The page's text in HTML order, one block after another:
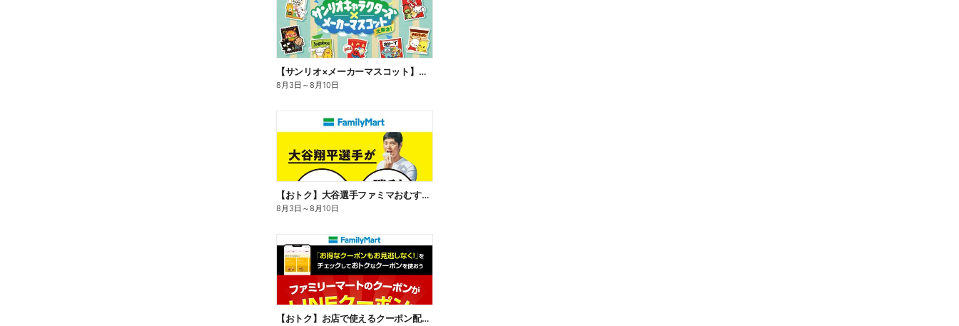
【サンリオ×メーカーマスコット】オリジナルグッズ貰える!
8月3日 ～8月10日
【おトク】大谷選手ファミマおむすび割
8月3日 ～8月10日
【おトク】お店で使えるクーポン配信中